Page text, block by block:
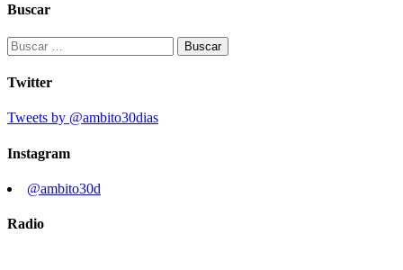
Buscar
Buscar:
Twitter
Tweets by @ambito30dias
Instagram
@ambito30d
Radio